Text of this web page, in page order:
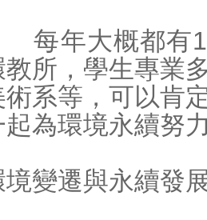
年大概都有1
教所，學生專業
術系等，可以肯
起為環境永續努
境變遷與永續發